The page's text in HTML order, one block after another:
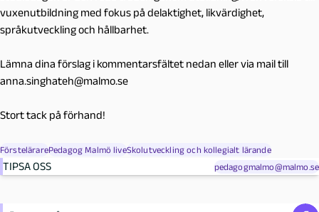
vuxenutbildning med fokus på delaktighet, likvärdighet,
språkutveckling och hållbarhet.
Lämna dina förslag i kommentarsfältet nedan eller via mail till
anna.singhateh@malmo.se
Stort tack på förhand!
FörstelärarePedagog Malmö liveSkolutveckling och kollegialt lärande
TIPSA OSS pedagogmalmo@malmo.se